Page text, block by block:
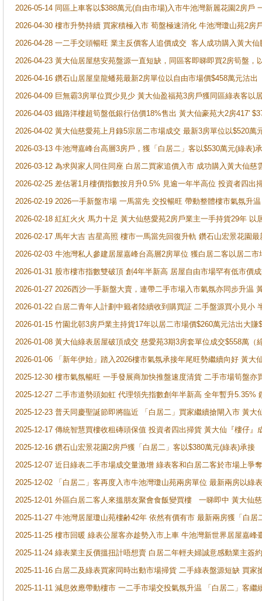
2026-05-14 同區上車客以$388萬元(自由市場)入市牛池灣新麗花園2房戶
2026-04-30 樓市升勢持續 買家積極入市 荀盤極速消化 牛池灣瓊山苑2房
2026-04-28 一二手交頭暢旺 業主反價客人追價成交 客人成功購入黃大
2026-04-23 黃大仙居屋慈安苑盤源一直短缺，同區客即睇即買2房筍盤，
2026-04-16 鑽石山居屋皇龍蟠苑最新2房單位以自由市場價$458萬元沽出
2026-04-09 巨無霸3房單位買少見少 黃大仙盈福苑3房戶獲同區綠表客以
2026-04-03 鐵路洋樓超筍盤低銀行估價18%售出 黃大仙豪苑大2房417'
2026-04-02 黃大仙慈愛苑上月錄5宗居二市場成交 最新3房單位以$520萬
2026-03-13 牛池灣嘉峰台高層3房戶，獲「白居二」客以$530萬元(綠表)
2026-03-12 為求與家人同住同座 白居二買家追價入市 成功購入黃大仙
2026-02-25 差估署1月樓價指數按月升0.5% 見逾一年半高位 投資者四
2026-02-19 2026一手新盤市場 一馬當先 交投暢旺 帶動整體樓市氣氛升
2026-02-18 紅紅火火 馬力十足 黃大仙慈愛苑2房戶業主一手持貨29年 以
2026-02-17 馬年大吉 吉星高照 樓市一馬當先回復升軌 鑽石山宏景花園
2026-02-03 牛池灣私人參建居屋嘉峰台高層2房單位 獲白居二客以居二市
2026-01-31 股市樓市指數雙破頂 創4年半新高 居屋自由市場罕有低市價
2026-01-27 2026西沙一手新盤大賣，連帶二手市場入市氣氛亦同步升温
2026-01-22 白居二青年人計劃中籤者陸續收到購買証 二手盤源買小見小
2026-01-15 竹園北邨3房戶業主持貨17年以居二市場價$260萬元沽出大賺
2026-01-08 黃大仙綠表居屋破頂成交 慈愛苑3期3房套單位成交$558萬（
2026-01-06 「新年伊始」踏入2026樓市氣氛承接年尾旺勢繼續向好 黃
2025-12-30 樓市氣氛暢旺 一手發展商加快推盤速度清貨 二手市場筍盤
2025-12-27 二手市道勢頭如虹 代理領先指數創年半新高 全年暫升5.35%
2025-12-23 普天同慶聖誕節即將臨近 「白居二」買家繼續搶閘入市 黃
2025-12-17 傳統智慧買樓收租磚頭保值 投資者四出掃貨 黃大仙『樓仔
2025-12-16 鑽石山宏景花園2房戶獲「白居二」客以$380萬元(綠表)承接
2025-12-07 近日綠表二手市場成交量激增 綠表客和白居二客於市場上
2025-12-02 「白居二」客再度入市牛池灣瓊山苑兩房單位 最新兩房以綠
2025-12-01 外區白居二客人來搵朋友聚會食飯變買樓 一睇即中 黃大仙
2025-11-27 牛池灣居屋瓊山苑樓齢42年 依然有價有市 最新兩房獲「白居
2025-11-25 樓市回暖 綠表公屋客亦趁勢入市上車 牛池灣新世界居屋嘉峰
2025-11-24 綠表業主反價搵扭計唔想賣 白居二年輕夫婦誠意感動業主簽
2025-11-16 白居二及綠表買家同時出動市場掃貨 二手綠表盤源短缺 買
2025-11-11 減息效應帶動樓市 一二手市場交投氣氛升温 「白居二」客